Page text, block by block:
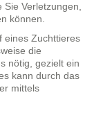
Verletzungen,
können.
eines Zuchttieres
die
nötig, gezielt ein
kann durch das
mittels